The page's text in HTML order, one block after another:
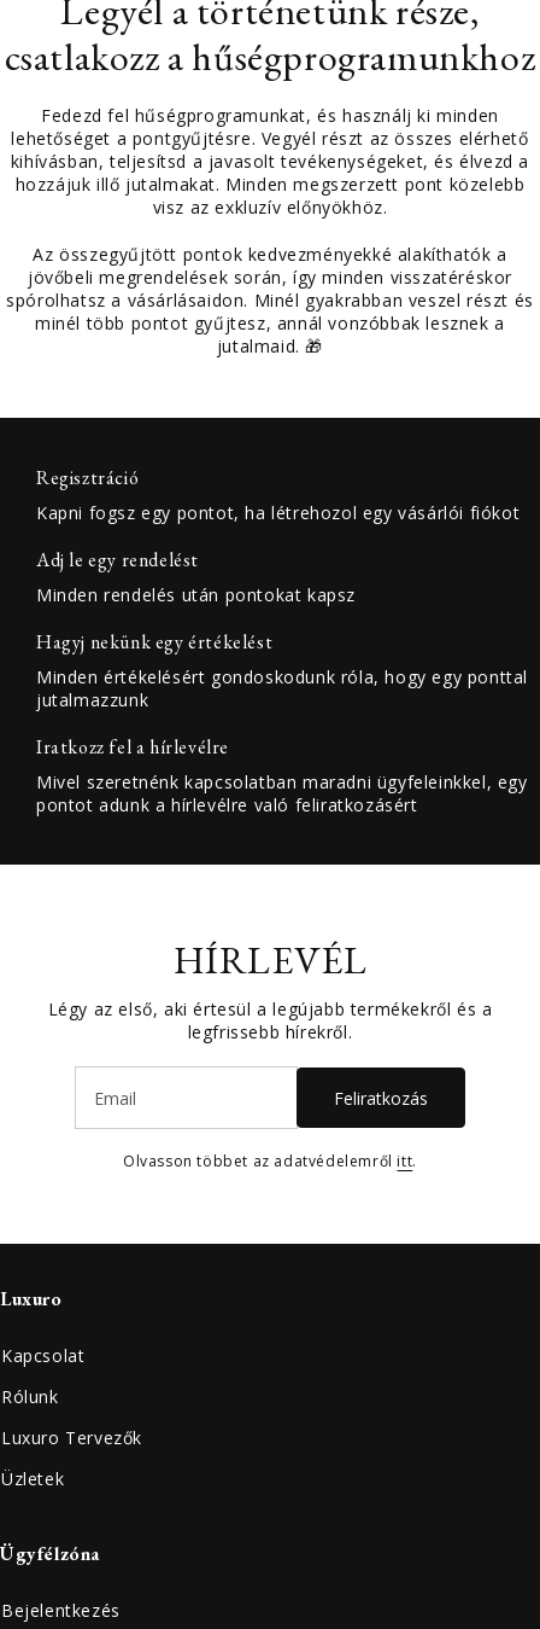
Legyél a történetünk része,
csatlakozz a hűségprogramunkhoz
Fedezd fel hűségprogramunkat, és használj ki minden
lehetőséget a pontgyűjtésre. Vegyél részt az összes elérhető
kihívásban, teljesítsd a javasolt tevékenységeket, és élvezd a
hozzájuk illő jutalmakat. Minden megszerzett pont közelebb
visz az exkluzív előnyökhöz.
Az összegyűjtött pontok kedvezményekké alakíthatók a
jövőbeli megrendelések során, így minden visszatéréskor
spórolhatsz a vásárlásaidon. Minél gyakrabban veszel részt és
minél több pontot gyűjtesz, annál vonzóbbak lesznek a
jutalmaid. 🎁
Regisztráció
Kapni fogsz egy pontot, ha létrehozol egy vásárlói fiókot
Adj le egy rendelést
Minden rendelés után pontokat kapsz
Hagyj nekünk egy értékelést
Minden értékelésért gondoskodunk róla, hogy egy ponttal
jutalmazzunk
Iratkozz fel a hírlevélre
Mivel szeretnénk kapcsolatban maradni ügyfeleinkkel, egy
pontot adunk a hírlevélre való feliratkozásért
HÍRLEVÉL
Légy az első, aki értesül a legújabb termékekről és a
legfrissebb hírekről.
Feliratkozás
Olvasson többet az adatvédelemről itt.
Luxuro
Kapcsolat
Rólunk
Luxuro Tervezők
Üzletek
Ügyfélzóna
Bejelentkezés